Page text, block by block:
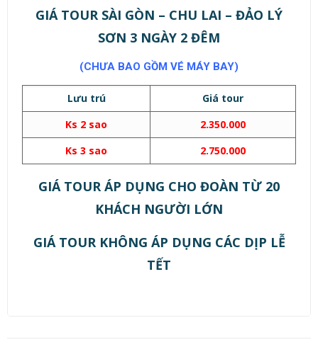
GIÁ TOUR SÀI GÒN – CHU LAI – ĐẢO LÝ
SƠN 3 NGÀY 2 ĐÊM
(CHƯA BAO GỒM VÉ MÁY BAY)
lưu trú
giá tour
ks 2 sao
2.350.000
ks 3 sao
2.750.000
GIÁ TOUR ÁP DỤNG CHO ĐOÀN TỪ 20
KHÁCH NGƯỜI LỚN
GIÁ TOUR KHÔNG ÁP DỤNG CÁC DỊP LỄ
TẾT